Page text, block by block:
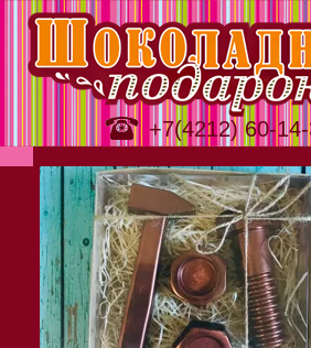
+7(4212) 60-